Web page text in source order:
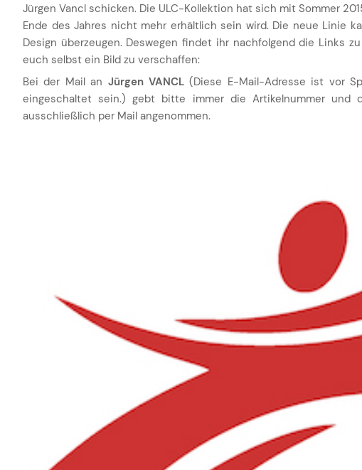
Jürgen Vancl schicken. Die ULC-Kollektion hat sich mit Sommer
Ende des Jahres nicht mehr erhältlich sein wird. Die neue Linie
Design überzeugen. Deswegen findet ihr nachfolgend die Links
euch selbst ein Bild zu verschaffen:
Bei der Mail an Jürgen VANCL(Diese E-Mail-Adresse ist vor
eingeschaltet sein.) gebt bitte immer die Artikelnummer und
ausschließlich per Mail angenommen.